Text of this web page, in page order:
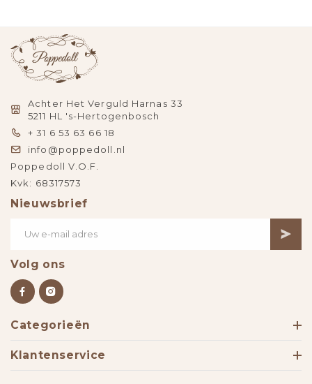
Achter Het Verguld Harnas 33
5211 HL 's-Hertogenbosch
+ 31 6 53 63 66 18
info@poppedoll.nl
Poppedoll V.O.F.
Kvk: 68317573
Nieuwsbrief
Volg ons
Categorieën
Klantenservice